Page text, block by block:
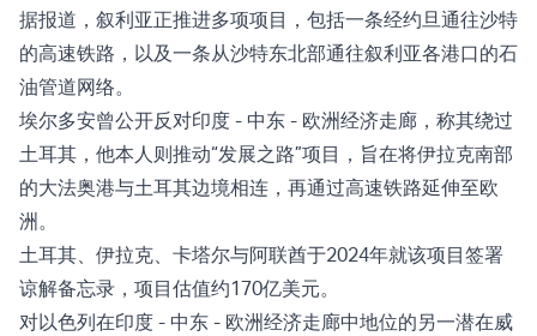
据报道，叙利亚正推进多项项目，包括一条经约旦通往沙特
的高速铁路，以及一条从沙特东北部通往叙利亚各港口的石
油管道网络。
埃尔多安曾公开反对印度 - 中东 - 欧洲经济走廊，称其绕过
土耳其，他本人则推动“发展之路”项目，旨在将伊拉克南部
的大法奥港与土耳其边境相连，再通过高速铁路延伸至欧
洲。
土耳其、伊拉克、卡塔尔与阿联酋于2024年就该项目签署
谅解备忘录，项目估值约170亿美元。
对以色列在印度 - 中东 - 欧洲经济走廊中地位的另一潜在威